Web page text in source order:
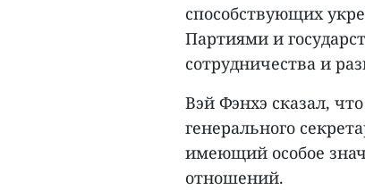
способствующих
Партиями и
сотрудничества и
Вэй Фэнхэ сказал,
генерального
имеющий особое
отношений.